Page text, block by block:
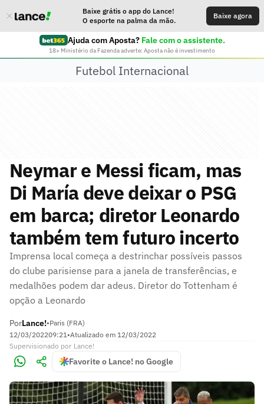
Baixe grátis o app do Lance!
O esporte na palma da mão.
Baixe agora
Ajuda com Aposta? Fale com o assistente.
18+ Ministério da Fazenda adverte: Aposta não é investimento
Futebol Internacional
Neymar e Messi ficam, mas
Di María deve deixar o PSG
em barca; diretor Leonardo
também tem futuro incerto
Imprensa local começa a destrinchar possíveis passos
do clube parisiense para a janela de transferências, e
medalhões podem dar adeus. Diretor do Tottenham é
opção a Leonardo
PorLance!•Paris (FRA)
12/03/202209:21•Atualizado em 12/03/2022
Supervisionado por Lance!
Favorite o Lance! no Google